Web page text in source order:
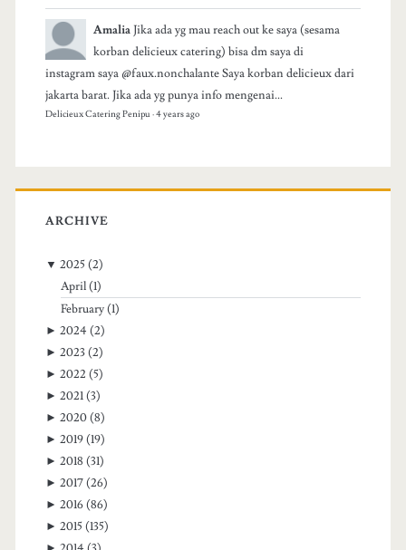
Amalia Jika ada yg mau reach out ke saya (sesama
korban delicieux catering) bisa dm saya di
instagram saya @faux.nonchalante Saya korban delicieux dari
jakarta barat. Jika ada yg punya info mengenai...
Delicieux Catering Penipu·4 years ago
ARCHIVE
▼ 2025 (2)
April (1)
February (1)
► 2024 (2)
► 2023 (2)
► 2022 (5)
► 2021 (3)
► 2020 (8)
► 2019 (19)
► 2018 (31)
► 2017 (26)
► 2016 (86)
► 2015 (135)